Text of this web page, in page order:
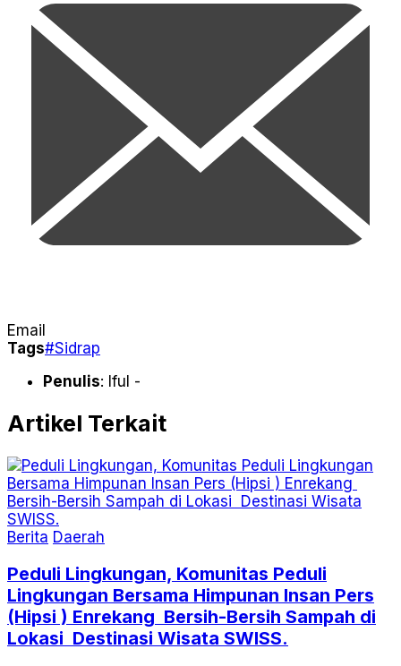
Email
Tags#Sidrap
Penulis: Iful -
Artikel Terkait
Berita Daerah
Peduli Lingkungan, Komunitas Peduli
Lingkungan Bersama Himpunan Insan Pers
(Hipsi ) Enrekang Bersih-Bersih Sampah di
Lokasi Destinasi Wisata SWISS.